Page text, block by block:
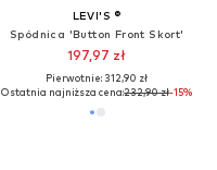
LEVI'S ®
Spódnica 'Button Front Skort'
197,97 zł
Pierwotnie: 312,90 zł
Ostatnia najniższa cena:232,90 zł-15%